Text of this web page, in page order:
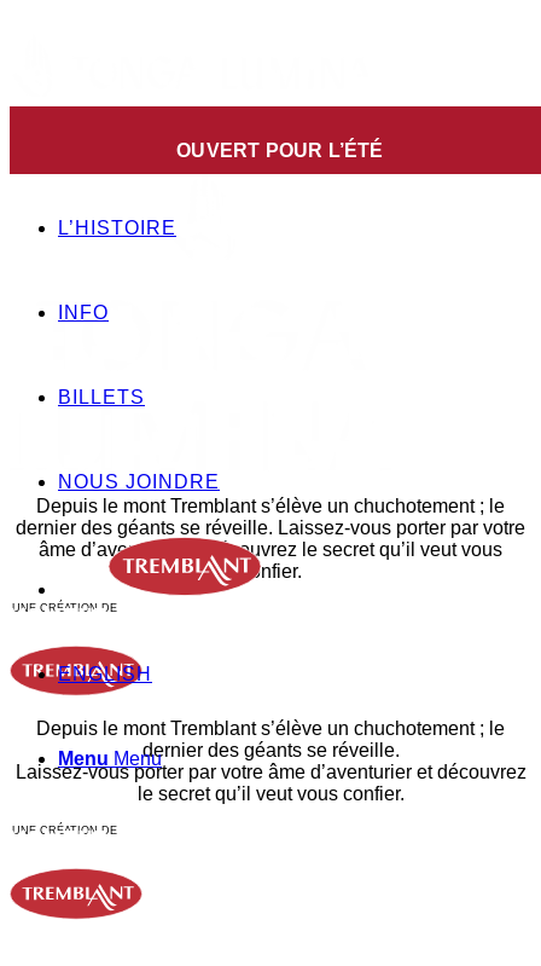
L’HISTOIRE
INFO
BILLETS
NOUS JOINDRE
ENGLISH
Menu Menu
OUVERT POUR L’ÉTÉ
Depuis le mont Tremblant s’élève un chuchotement ; le
dernier des géants se réveille. Laissez-vous porter par votre
âme d’aventurier et découvrez le secret qu’il veut vous
confier.
UNE CRÉATION DE
Depuis le mont Tremblant s’élève un chuchotement ; le
dernier des géants se réveille.
Laissez-vous porter par votre âme d’aventurier et découvrez
le secret qu’il veut vous confier.
UNE CRÉATION DE